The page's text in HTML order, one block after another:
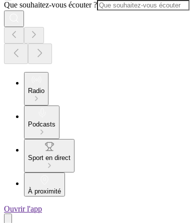
Que souhaitez-vous écouter ?
Radio
Podcasts
Sport en direct
À proximité
Ouvrir l'app